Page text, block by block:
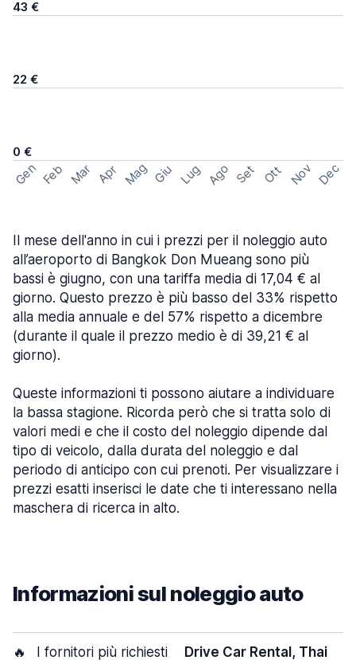
43 €
22 €
0 €
Gen Feb Mar Apr Mag Giu Lug Ago Set Ott Nov Dec
Il mese dell'anno in cui i prezzi per il noleggio auto
all’aeroporto di Bangkok Don Mueang sono più
bassi è giugno, con una tariffa media di 17,04 € al
giorno. Questo prezzo è più basso del 33% rispetto
alla media annuale e del 57% rispetto a dicembre
(durante il quale il prezzo medio è di 39,21 € al
giorno).
Queste informazioni ti possono aiutare a individuare
la bassa stagione. Ricorda però che si tratta solo di
valori medi e che il costo del noleggio dipende dal
tipo di veicolo, dalla durata del noleggio e dal
periodo di anticipo con cui prenoti. Per visualizzare i
prezzi esatti inserisci le date che ti interessano nella
maschera di ricerca in alto.
Informazioni sul noleggio auto
🔥 I fornitori più richiesti
Drive Car Rental, Thai